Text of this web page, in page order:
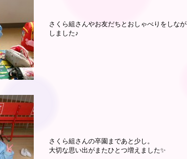
さくら組さんやお友だちとおしゃべりをしな
しました♪
さくら組さんの卒園まであと少し。
大切な思い出がまたひとつ増えました✨